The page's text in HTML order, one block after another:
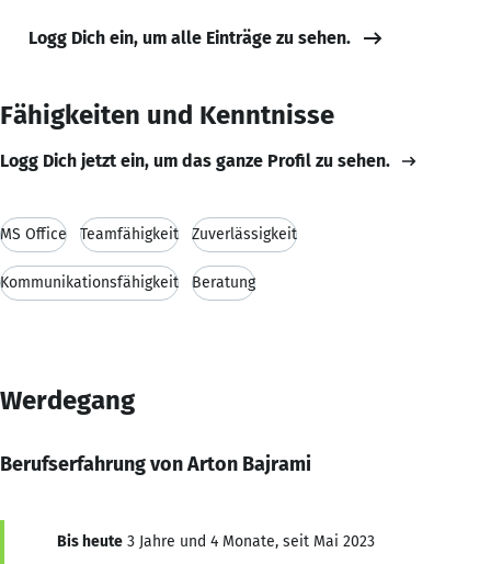
Logg Dich ein, um alle Einträge zu sehen.
Fähigkeiten und Kenntnisse
Logg Dich jetzt ein, um das ganze Profil zu sehen.
MS Office Teamfähigkeit Zuverlässigkeit
Kommunikationsfähigkeit Beratung
Werdegang
Berufserfahrung von Arton Bajrami
Bis heute 3 Jahre und 4 Monate, seit Mai 2023